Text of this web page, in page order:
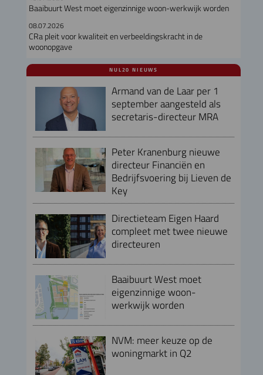
Baaibuurt West moet eigenzinnige woon-werkwijk worden
08.07.2026
CRa pleit voor kwaliteit en verbeeldingskracht in de
woonopgave
NUL20 NIEUWS
Armand van de Laar per 1
september aangesteld als
secretaris-directeur MRA
Peter Kranenburg nieuwe
directeur Financiën en
Bedrijfsvoering bij Lieven de
Key
Directieteam Eigen Haard
compleet met twee nieuwe
directeuren
Baaibuurt West moet
eigenzinnige woon-
werkwijk worden
NVM: meer keuze op de
woningmarkt in Q2